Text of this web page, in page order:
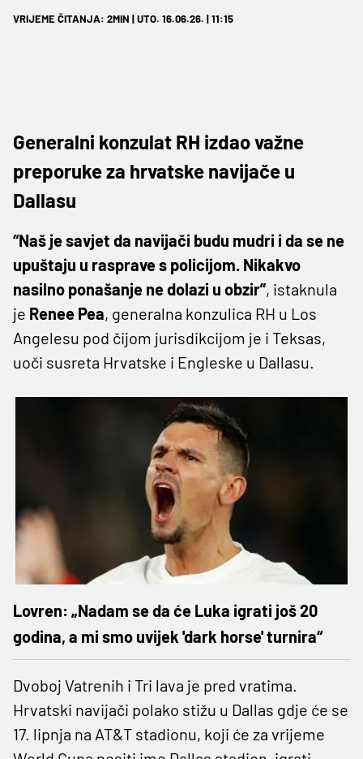
VRIJEME ČITANJA: 2MIN | UTO. 16.06.26. | 11:15
Generalni konzulat RH izdao važne
preporuke za hrvatske navijače u
Dallasu
“Naš je savjet da navijači budu mudri i da se ne
upuštaju u rasprave s policijom. Nikakvo
nasilno ponašanje ne dolazi u obzir”, istaknula
je Renee Pea, generalna konzulica RH u Los
Angelesu pod čijom jurisdikcijom je i Teksas,
uoči susreta Hrvatske i Engleske u Dallasu.
Lovren: „Nadam se da će Luka igrati još 20
godina, a mi smo uvijek 'dark horse' turnira“
Dvoboj Vatrenih i Tri lava je pred vratima.
Hrvatski navijači polako stižu u Dallas gdje će se
17. lipnja na AT&T stadionu, koji će za vrijeme